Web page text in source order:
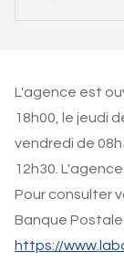
L'agence est
18h00, le jeudi
vendredi de
12h30.
Pour consulter
Banque
https://